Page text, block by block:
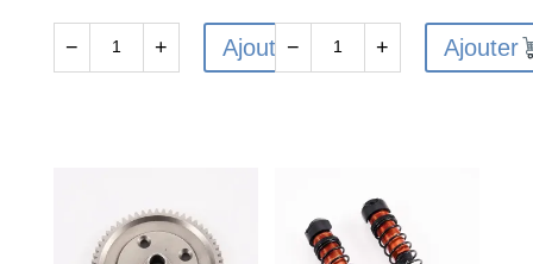
FMT10
− + Ajouter
FMT10
− + Ajouter